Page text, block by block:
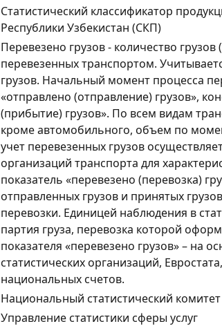
Статистический классификатор
Республики Узбекистан (СКП)
Перевезено грузов - количество
перевезенных транспортом.
грузов. Начальный момент процесса
«отправлено (отправление) грузов»,
(прибытие) грузов». По всем видам
кроме автомобильного, объем по
учет перевезенных грузов
организаций транспорта для
показатель «перевезено (перевозка)
отправленных грузов и принятых
перевозки. Единицей наблюдения в
партия груза, перевозка которой
показателя «перевезено грузов» – на
статистических организаций,
национальных счетов.
Национальный статистический
Управление статистики сферы услуг